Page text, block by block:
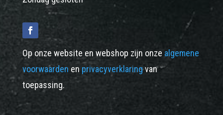
Op onze website en webshop zijn onze algemene
voorwaarden en privacyverklaringvan
toepassing.